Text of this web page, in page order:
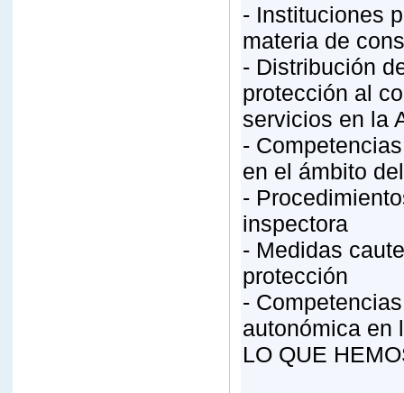
- Instituciones
materia de
- Distribución
protección al
servicios en la
-
en el ámbito
-
inspectora
- Medidas
protección
-
autonómica en
LO QUE